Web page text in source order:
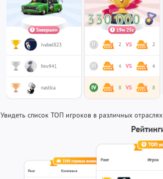
Увидеть список ТОП игроков в различных отраслях